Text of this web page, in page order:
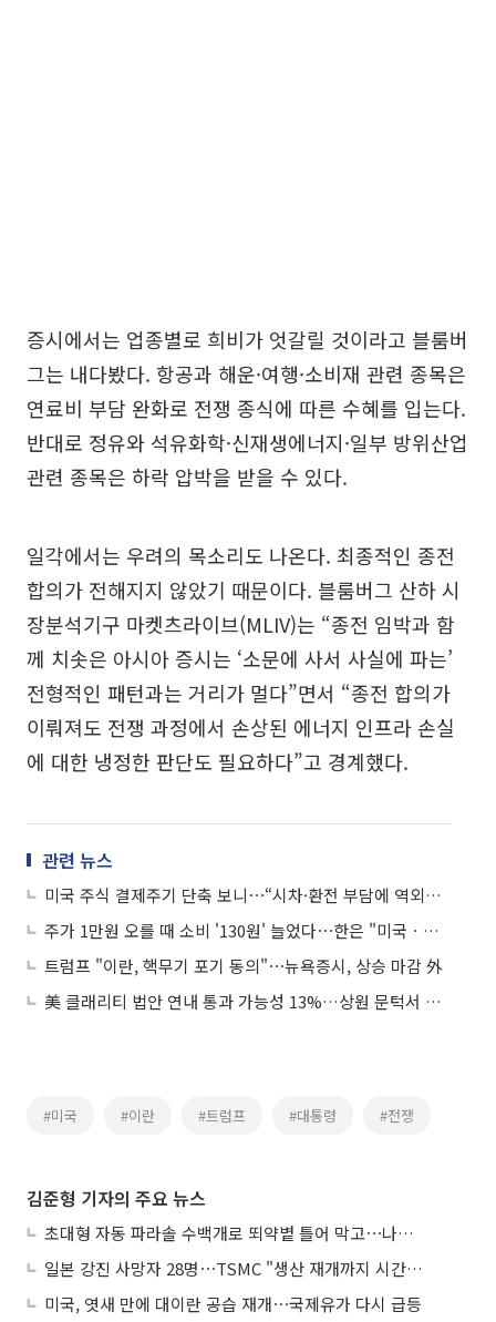
증시에서는 업종별로 희비가 엇갈릴 것이라고 블룸버
그는 내다봤다. 항공과 해운·여행·소비재 관련 종목은
연료비 부담 완화로 전쟁 종식에 따른 수혜를 입는다.
반대로 정유와 석유화학·신재생에너지·일부 방위산업
관련 종목은 하락 압박을 받을 수 있다.
일각에서는 우려의 목소리도 나온다. 최종적인 종전
합의가 전해지지 않았기 때문이다. 블룸버그 산하 시
장분석기구 마켓츠라이브(MLIV)는 “종전 임박과 함
께 치솟은 아시아 증시는 ‘소문에 사서 사실에 파는’
전형적인 패턴과는 거리가 멀다”면서 “종전 합의가
이뤄져도 전쟁 과정에서 손상된 에너지 인프라 손실
에 대한 냉정한 판단도 필요하다”고 경계했다.
관련 뉴스
미국 주식 결제주기 단축 보니⋯“시차·환전 부담에 역외투자자 제약”
주가 1만원 오를 때 소비 '130원' 늘었다⋯한은 "미국ㆍ유럽 대비 낮아"
트럼프 "이란, 핵무기 포기 동의"⋯뉴욕증시, 상승 마감 外
美 클래리티 법안 연내 통과 가능성 13%…상원 문턱서 제동
#미국 #이란 #트럼프 #대통령 #전쟁
김준형 기자의 주요 뉴스
초대형 자동 파라솔 수백개로 뙤약볕 틀어 막고⋯나라별 폭염 생존법
일본 강진 사망자 28명⋯TSMC "생산 재개까지 시간 필요해"
미국, 엿새 만에 대이란 공습 재개⋯국제유가 다시 급등